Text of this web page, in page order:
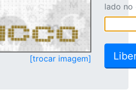
[trocar imagem]
lado no